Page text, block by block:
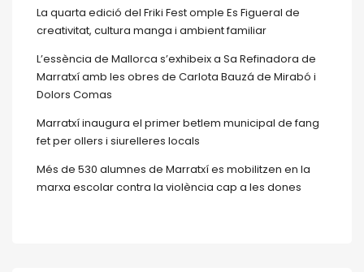
La quarta edició del Friki Fest omple Es Figueral de
creativitat, cultura manga i ambient familiar
L’essència de Mallorca s’exhibeix a Sa Refinadora de
Marratxí amb les obres de Carlota Bauzá de Mirabó i
Dolors Comas
Marratxí inaugura el primer betlem municipal de fang
fet per ollers i siurelleres locals
Més de 530 alumnes de Marratxí es mobilitzen en la
marxa escolar contra la violència cap a les dones